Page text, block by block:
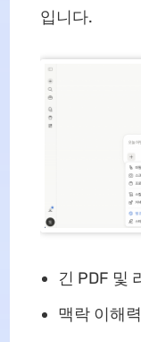
입니다.
긴 PDF 및
맥락 이해